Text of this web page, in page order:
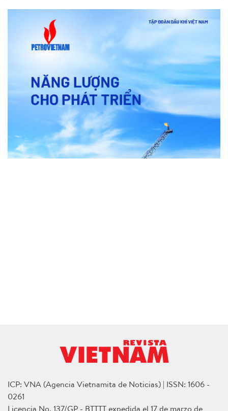
ICP: VNA (Agencia Vietnamita de Noticias) | ISSN: 1606 -
0261
Licencia No. 137/GP - BTTTT expedida el 17 de marzo de